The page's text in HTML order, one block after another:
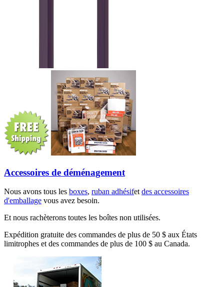
Accessoires de déménagement
Nous avons tous les boxes, ruban adhésifetdes accessoires
d'emballage vous avez besoin.
Et nous rachèterons toutes les boîtes non utilisées.
Expédition gratuite des commandes de plus de 50 $ aux États
limitrophes et des commandes de plus de 100 $ au Canada.